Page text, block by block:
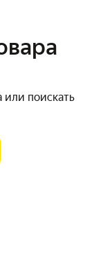
или поискать